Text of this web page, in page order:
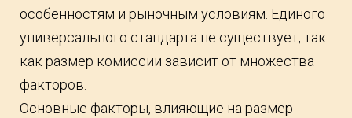
особенностям и рыночным условиям. Единого
универсального стандарта не существует, так
как размер комиссии зависит от множества
факторов.
Основные факторы, влияющие на размер